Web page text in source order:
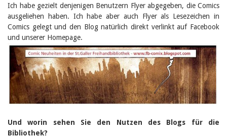
Ich habe gezielt denjenigen Benutzern Flyer abgegeben, die Comics
ausgeliehen haben. Ich habe aber auch Flyer als Lesezeichen in
Comics gelegt und den Blog natürlich direkt verlinkt auf Facebook
und unserer Homepage.
Und worin sehen Sie den Nutzen des Blogs für die
Bibliothek?